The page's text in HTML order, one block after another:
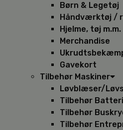
Børn & Legetøj
Håndværktøj /
Hjelme, tøj m.m.
Merchandise
Gavekort
Tilbehør Maskiner
Løvblæser/
Tilbehør
Tilbehør
Tilbehør